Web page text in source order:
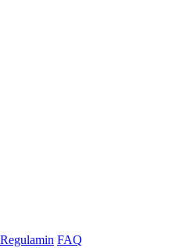
Regulamin FAQ